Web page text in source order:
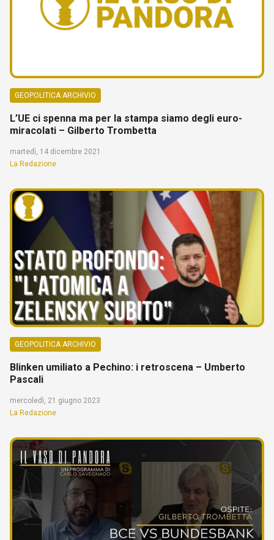
GEOPOLITICA ARCHIVIO
L’UE ci spenna ma per la stampa siamo degli euro-
miracolati – Gilberto Trombetta
martedì, 14 dicembre 2021
La Redazione
GEOPOLITICA ARCHIVIO
Blinken umiliato a Pechino: i retroscena – Umberto
Pascali
mercoledì, 21 giugno 2023
La Redazione